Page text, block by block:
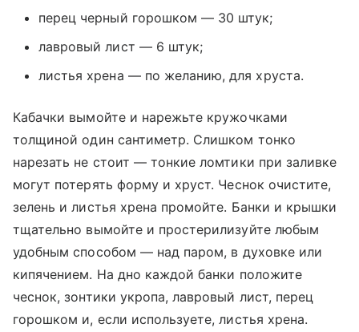
перец черный горошком — 30 штук;
лавровый лист — 6 штук;
листья хрена — по желанию, для хруста.
Кабачки вымойте и нарежьте кружочками
толщиной один сантиметр. Слишком тонко
нарезать не стоит — тонкие ломтики при заливке
могут потерять форму и хруст. Чеснок очистите,
зелень и листья хрена промойте. Банки и крышки
тщательно вымойте и простерилизуйте любым
удобным способом — над паром, в духовке или
кипячением. На дно каждой банки положите
чеснок, зонтики укропа, лавровый лист, перец
горошком и, если используете, листья хрена.